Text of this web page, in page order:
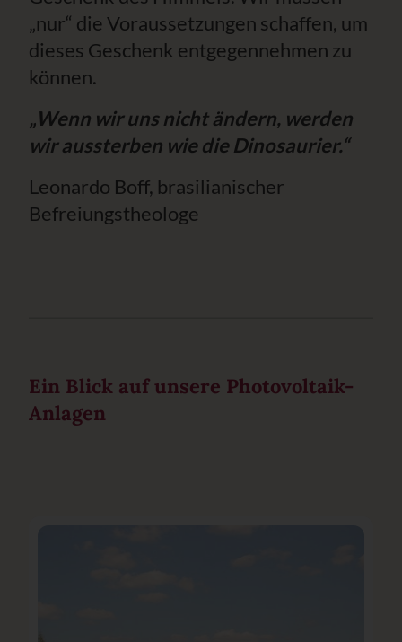
„nur“ die Voraussetzungen schaffen, um
dieses Geschenk entgegennehmen zu
können.
„Wenn wir uns nicht ändern, werden
wir aussterben wie die Dinosaurier.“
Leonardo Boff, brasilianischer
Befreiungstheologe
Ein Blick auf unsere Photovoltaik-
Anlagen